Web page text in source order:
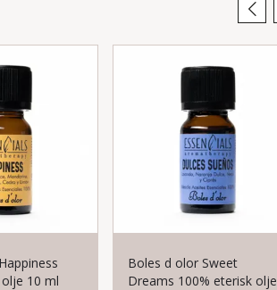
10 ml
Boles d olor Sweet
Dreams 100% eterisk olje